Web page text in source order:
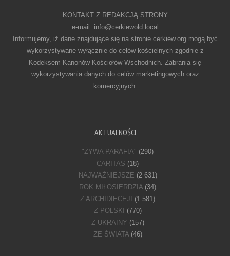
KONTAKT Z REDAKCJĄ STRONY
e-mail: info@cerkiewold.local
Informujemy, iż dane znajdujące się na stronie cerkiew.org mogą być
wykorzystywane wyłącznie do celów kościelnych zgodnie z
Kodeksem Kanonów Kościołów Wschodnich. Zabrania się
wykorzystywania danych do celów marketingowych oraz
komercyjnych.
AKTUALNOŚCI
"ŻYWA PARAFIA" (290)
CARITAS (18)
NAJWAŻNIEJSZE (2 631)
ROK MIŁOSIERDZIA(34)
Z ARCHIDIECEJI
(1 581)
Z POLSKI
(770)
Z UKRAINY (157)
ZE ŚWIATA(46)